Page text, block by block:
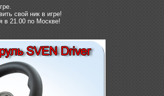
свой ник в игре!
в 21.00 по Москве!